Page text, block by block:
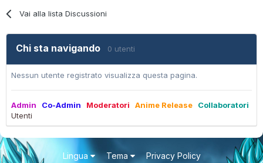
Vai alla lista Discussioni
Chi sta navigando 0 utenti
Nessun utente registrato visualizza questa pagina.
Admin Co-Admin Moderatori Anime Release
Collaboratori
Utenti
Lingua Tema Privacy Policy